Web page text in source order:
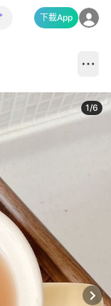
下載App
1/6